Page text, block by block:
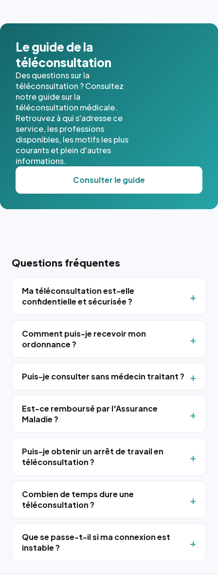
Le guide de la
téléconsultation
Des questions sur la
téléconsultation ? Consultez
notre guide sur la
téléconsultation médicale.
Retrouvez à qui s'adresse ce
service, les professions
disponibles, les motifs les plus
courants et plein d'autres
informations.
Consulter le guide
Questions fréquentes
Ma téléconsultation est-elle
confidentielle et sécurisée ?
Comment puis-je recevoir mon
ordonnance ?
Puis-je consulter sans médecin traitant ?
Est-ce remboursé par l'Assurance
Maladie ?
Puis-je obtenir un arrêt de travail en
téléconsultation ?
Combien de temps dure une
téléconsultation ?
Que se passe-t-il si ma connexion est
instable ?